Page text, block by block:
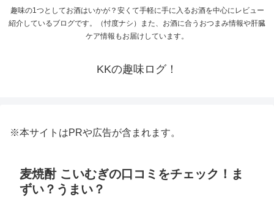
趣味の1つとしてお酒はいかが？安くて手軽に手に入るお酒を中心にレビュー
紹介しているブログです。（忖度ナシ）また、お酒に合うおつまみ情報や肝臓
ケア情報もお届けしています。
KKの趣味ログ！
※本サイトはPRや広告が含まれます。
麦焼酎 こいむぎの口コミをチェック！ま
ずい？うまい？